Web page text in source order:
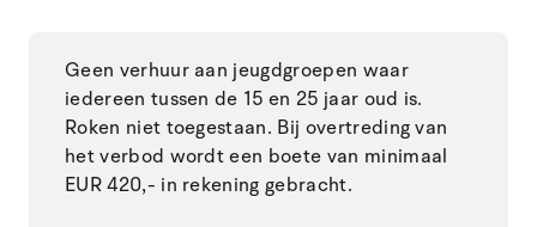
Geen verhuur aan jeugdgroepen waar
iedereen tussen de 15 en 25 jaar oud is.
Roken niet toegestaan. Bij overtreding van
het verbod wordt een boete van minimaal
EUR 420,- in rekening gebracht.